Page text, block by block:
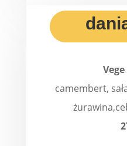
camembert,